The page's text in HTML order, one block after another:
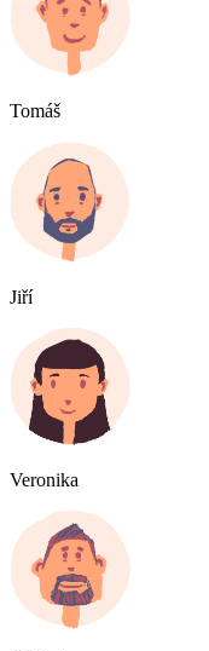
Tomáš
Jiří
Veronika